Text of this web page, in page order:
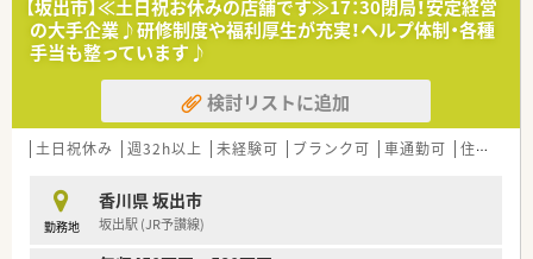
【法人特徴について】
■医療や福祉などの幅広い事業を展開しており、施設在宅の件数
や栄養ケアサポートの分野ではトップクラスです。
■調剤薬局事業以外にも多様な事業を行っているため業績が安
定しており、将来にわたって安心して働ける法人です。
■人事考課制度が整っており、現場からの声を反映してリフレッ
【想定される業務内容】
■400床以上の地域最大手の総合病院から応需する、多岐にわた
る診療科目の処方箋に基づいた調剤業務を行います。
【坂出市】≪土日祝お休みの店舗です≫17：30閉局！安定経営
の大手企業♪研修制度や福利厚生が充実！ヘルプ体制・各種
手当も整っています♪
検討リストに追加
土日祝休み 週32h以上 未経験可 ブランク可 車通勤可 住宅補助(手当)あり
勤務地
香川県 坂出市
坂出駅 (JR予讃線)